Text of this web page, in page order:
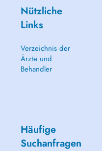
Nützliche
Links
Verzeichnis der
Ärzte und
Behandler
Häufige
Suchanfragen